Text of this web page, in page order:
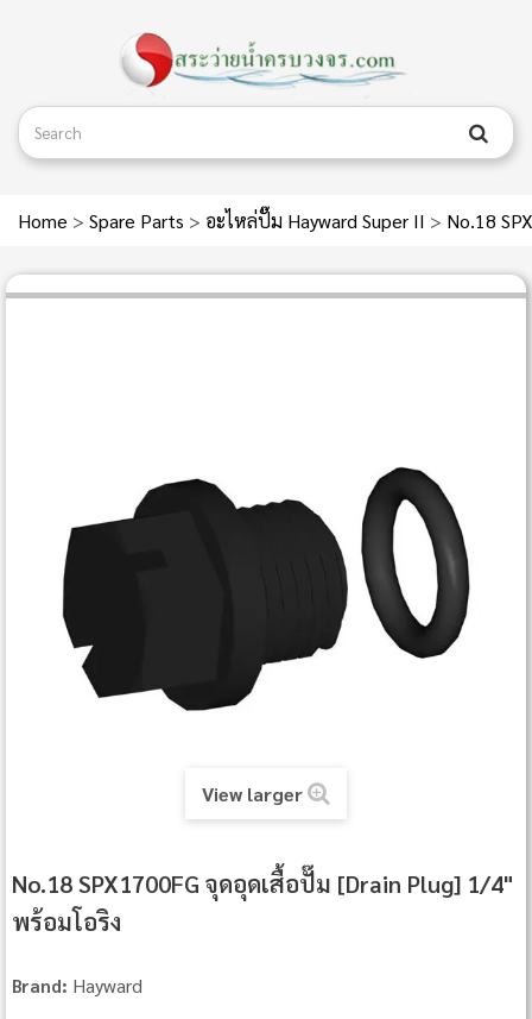
Home > Spare Parts > อะไหล่ปั๊ม Hayward Super II > No.18
View larger
No.18 SPX1700FG จุดอุดเสื้อปั๊ม [Drain Plug] 1/4"
พร้อมโอริง
Brand: Hayward